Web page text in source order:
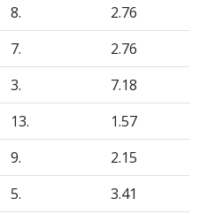
8. 2.76
7. 2.76
3. 7.18
13. 1.57
9. 2.15
5. 3.41